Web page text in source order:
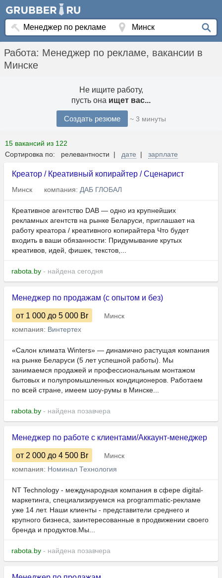
Работа: Менеджер по рекламе, вакансии в
Минске
Не ищите работу,
пусть она ищет вас...
Создать резюме ~ 3 минуты
15 вакансий из 122
Сортировка по: релевантности | дате | зарплате
Креатор / Креативный копирайтер / Сценарист
Минск компания: ДАБ ГЛОБАЛ
Креативное агентство DAB — одно из крупнейших
рекламных агентств на рынке Беларуси, приглашает на
работу креатора / креативного копирайтера Что будет
входить в ваши обязанности: Придумывание крутых
креативов, идей, фишек, текстов,...
rabota.by - найдена сегодня
Менеджер по продажам (с опытом и без)
от 1 000 до 5 000 Br
Минск
компания: Винтертех
«Салон климата Winters» — динамично растущая компания
на рынке Беларуси (5 лет успешной работы). Мы
занимаемся продажей и профессиональным монтажом
бытовых и полупромышленных кондиционеров. Работаем
по всей стране, имеем шоу-румы в Минске...
rabota.by - найдена позавчера
Менеджер по работе с клиентами/Аккаунт-менеджер
от 2 000 до 4 500 Br
Минск
компания: Номинал Технология
NT Technology - международная компания в сфере digital-
маркетинга, специализируемся на programmatic-рекламе
уже 14 лет. Наши клиенты - представители среднего и
крупного бизнеса, заинтересованные в продвижении своего
бренда и продуктов.Мы...
rabota.by - найдена позавчера